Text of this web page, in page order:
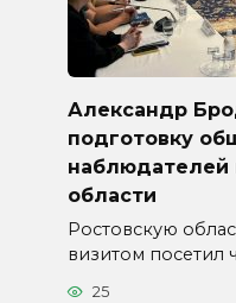
Александр
подготовку
наблюдателей
области
Ростовскую
визитом посетил
25